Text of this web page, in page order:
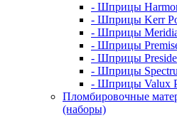
- Шприцы
- Шприцы Kerr
- Шприцы
- Шприцы
- Шприцы
- Шприцы
- Шприцы Valux
Пломбировочные
(наборы)